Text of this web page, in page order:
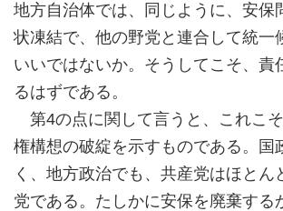
地方自治体では、同じように、安保
状凍結で、他の野党と連合して統一
いいではないか。そうしてこそ、責
るはずである。
第4の点に関して言うと、これこ
権構想の破綻を示すものである。国
く、地方政治でも、共産党はほとん
党である。たしかに安保を廃棄する